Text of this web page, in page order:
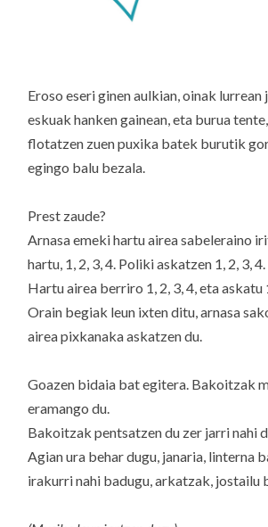
Eroso eseri ginen aulkian, oinak lurrean
eskuak hanken gainean, eta burua
flotatzen zuen puxika batek burutik
egingo balu bezala.
Prest zaude?
Arnasa emeki hartu airea sabeleraino
hartu, 1, 2, 3, 4. Poliki askatzen 1, 2, 3, 4.
Hartu airea berriro 1, 2, 3, 4, eta askatu
Orain begiak leun ixten ditu, arnasa
airea pixkanaka askatzen du.
Goazen bidaia bat egitera. Bakoitzak
eramango du.
Bakoitzak pentsatzen du zer jarri nahi
Agian ura behar dugu, janaria, linterna
irakurri nahi badugu, arkatzak, jostailu